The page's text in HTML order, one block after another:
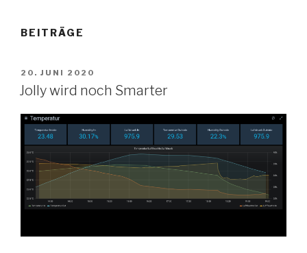
BEITRÄGE
VERÖFFENTLICHT
AM
20. JUNI 2020
Jolly wird noch Smarter